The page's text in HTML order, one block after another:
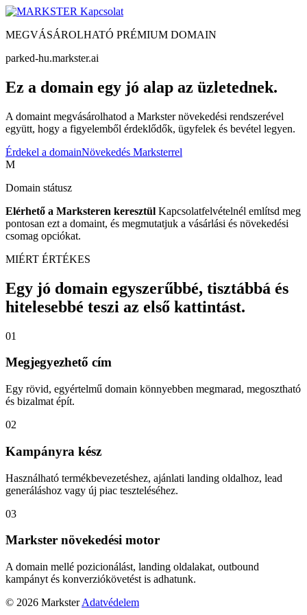
Kapcsolat
MEGVÁSÁROLHATÓ PRÉMIUM DOMAIN
parked-hu.markster.ai
Ez a domain egy jó alap az üzletednek.
A domaint megvásárolhatod a Markster növekedési rendszerével
együtt, hogy a figyelemből érdeklődők, ügyfelek és bevétel legyen.
Érdekel a domainNövekedés Marksterrel
M
Domain státusz
Elérhető a Marksteren keresztül Kapcsolatfelvételnél említsd meg
pontosan ezt a domaint, és megmutatjuk a vásárlási és növekedési
csomag opciókat.
MIÉRT ÉRTÉKES
Egy jó domain egyszerűbbé, tisztábbá és
hitelesebbé teszi az első kattintást.
01
Megjegyezhető cím
Egy rövid, egyértelmű domain könnyebben megmarad, megosztható
és bizalmat épít.
02
Kampányra kész
Használható termékbevezetéshez, ajánlati landing oldalhoz, lead
generáláshoz vagy új piac teszteléséhez.
03
Markster növekedési motor
A domain mellé pozicionálást, landing oldalakat, outbound
kampányt és konverziókövetést is adhatunk.
© 2026 Markster Adatvédelem